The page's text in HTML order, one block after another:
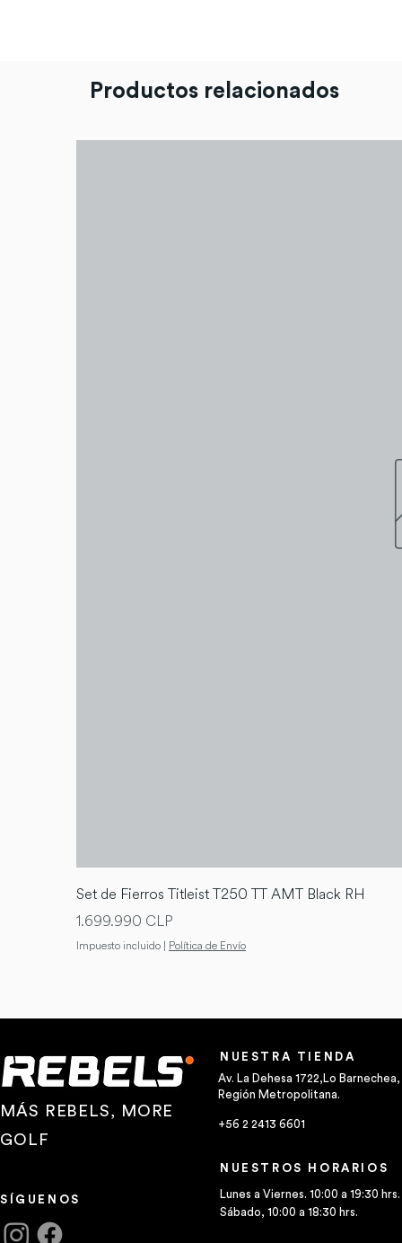
Productos relacionados
Set de Fierros Titleist T250 TT AMT Black RH
Precio
1.699.990 CLP
Impuesto incluido | Política de Envío
MÁS REBELS, MORE
GOLF
SÍGUENOS
NUESTRA TIENDA
Av. La Dehesa 1722,Lo Barnechea,
Región Metropolitana.
+56 2 2413 6601
NUESTROS HORARIOS
Lunes a Viernes. 10:00 a 19:30 hrs.
Sábado, 10:00 a 18:30 hrs.